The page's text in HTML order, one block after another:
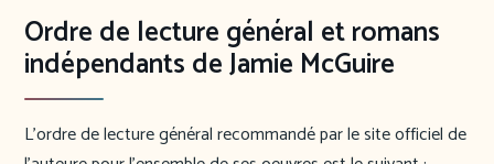
Ordre de lecture général et romans
indépendants de Jamie McGuire
L’ordre de lecture général recommandé par le site officiel de